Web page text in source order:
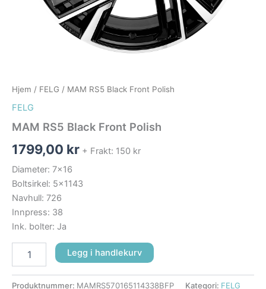
Hjem / FELG / MAM RS5 Black Front Polish
FELG
MAM RS5 Black Front Polish
1799,00 kr + Frakt: 150 kr
Diameter: 7×16
Boltsirkel: 5×1143
Navhull: 726
Innpress: 38
Ink. bolter: Ja
Legg i handlekurv
Produktnummer: MAMRS570165114338BFP Kategori: FELG